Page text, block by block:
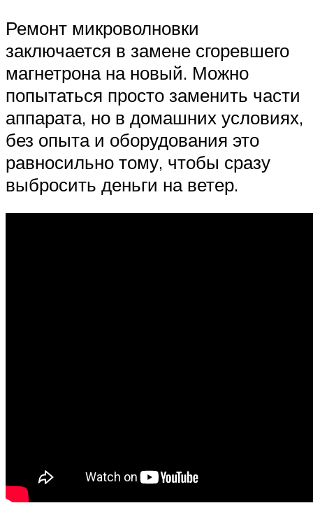
Ремонт микроволновки
заключается в замене сгоревшего
магнетрона на новый. Можно
попытаться просто заменить части
аппарата, но в домашних условиях,
без опыта и оборудования это
равносильно тому, чтобы сразу
выбросить деньги на ветер.